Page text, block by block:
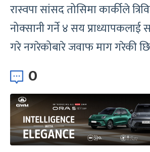
रास्वपा सांसद तोसिमा कार्कीले
नोक्सानी गर्ने ४ सय प्राध्यापकलाई
गरे नगरेकोबारे जवाफ माग गरेकी
0